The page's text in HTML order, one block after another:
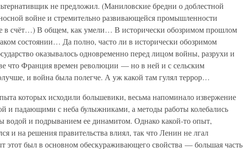
не предложил. (Маниловские бредни о доблестной
войне и стремительно развивающейся промышленности
в счёт…) В общем, как умели… В исторически обозримом прошлом
состоянии… Да полно, часто ли в исторически обозримом
оказывалось одновременно перед лицом войны, разрухи и
что Франция времен революции — но в ней и с сельским
и война была полегче. А уж какой там гулял террор…
которых исходили большевики, весьма напоминало извержение
и падающими с неба булыжниками, а методы работы колебались
водой и подрыванием ее динамитом. Однако какой-то опыт,
и на решения правительства влиял, так что Ленин не лгал
этот был в основном обескураживающего свойства — большая часть